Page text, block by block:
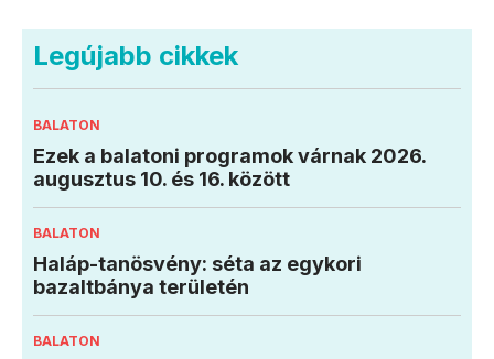
Legújabb cikkek
BALATON
Ezek a balatoni programok várnak 2026.
augusztus 10. és 16. között
BALATON
Haláp-tanösvény: séta az egykori
bazaltbánya területén
BALATON